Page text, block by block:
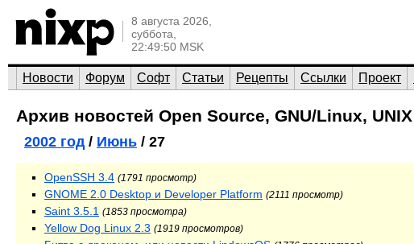
8 августа 2026,
суббота,
22:49:50 MSK
Новости Форум Софт Статьи Рецепты Ссылки Проект
Архив новостей Open Source, GNU/Linux, UNIX
2002 год/ Июнь / 27
OpenSSH 3.4 (1791 просмотр)
GNOME 2.0 Desktop и Developer Platform (2111 просмотр)
Saint 3.5.1 (1853 просмотра)
Yellow Dog Linux 2.3 (1919 просмотров)